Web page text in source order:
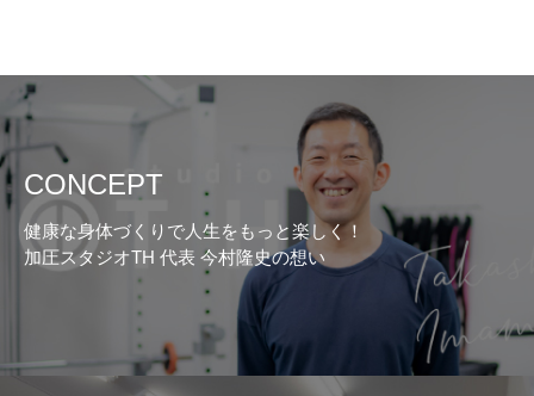
CONCEPT
健康な身体づくりで人生をもっと楽しく！
加圧スタジオTH 代表 今村隆史の想い